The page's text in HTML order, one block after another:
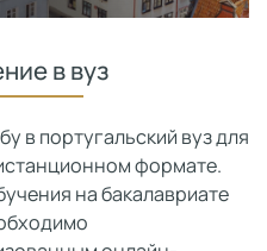
в вуз
в португальский вуз для
формате.
на бакалавриате